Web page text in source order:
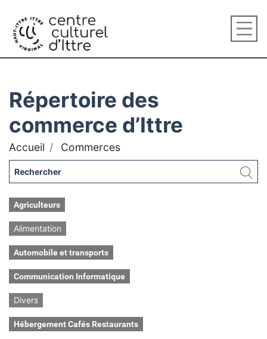
Répertoire des
commerce d’Ittre
Accueil Commerces
Agriculteurs
Alimentation
Automobile et transports
Communication Informatique
Divers
Hébergement Cafés Restaurants